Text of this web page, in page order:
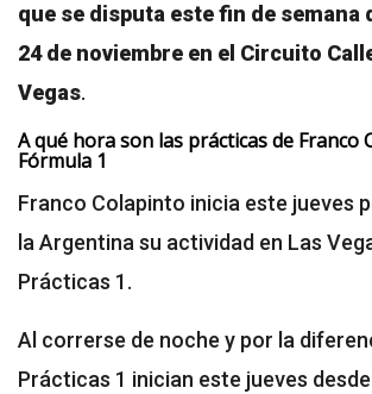
que se disputa este fin de semana
24 de noviembre en el Circuito
Vegas.
A qué hora son las prácticas de Franco
Fórmula 1
Franco Colapinto inicia este jueves
la Argentina su actividad en Las
Prácticas 1.
Al correrse de noche y por la
Prácticas 1 inician este jueves